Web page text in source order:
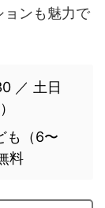
ョンも魅力で
／ 土日
も（6〜
料